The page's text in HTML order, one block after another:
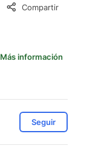
Compartir
Más información
Seguir